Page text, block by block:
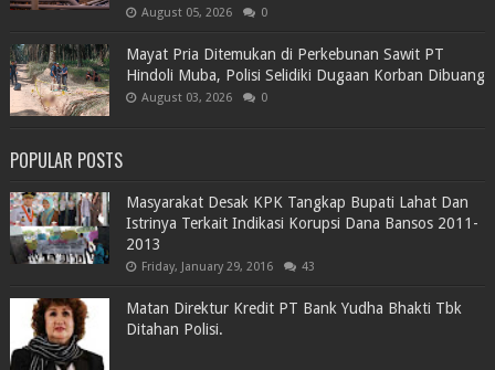
August 05, 2026 0
Mayat Pria Ditemukan di Perkebunan Sawit PT
Hindoli Muba, Polisi Selidiki Dugaan Korban Dibuang
August 03, 2026 0
POPULAR POSTS
Masyarakat Desak KPK Tangkap Bupati Lahat Dan
Istrinya Terkait Indikasi Korupsi Dana Bansos 2011-
2013
Friday, January 29, 2016 43
Matan Direktur Kredit PT Bank Yudha Bhakti Tbk
Ditahan Polisi.